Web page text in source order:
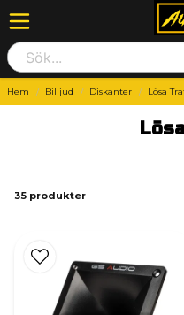
Hem Billjud Diskanter Lösa
35 produkter